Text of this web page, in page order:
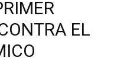
EL